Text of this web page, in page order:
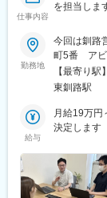
仕事内容
を担当しま
勤務地
今回は釧路
町5番 アビ
ません。☆
営業所■釧
【最寄り駅】
東釧路駅
給与
月給19万円
決定します